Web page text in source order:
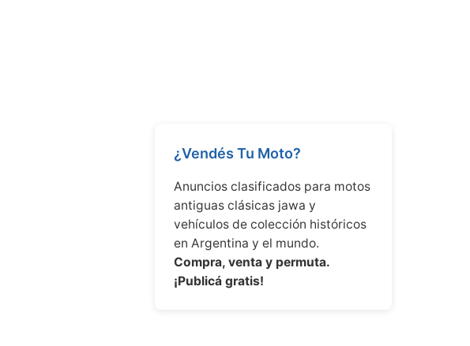
¿Vendés Tu Moto?
Anuncios clasificados para motos
antiguas clásicas jawa y
vehículos de colección históricos
en Argentina y el mundo.
Compra, venta y permuta.
¡Publicá gratis!